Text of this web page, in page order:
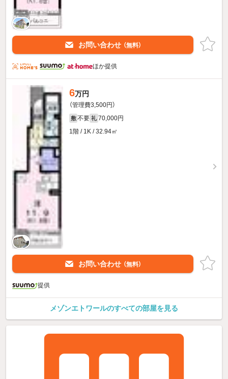
お問い合わせ （無料）
ほか提供
6万円
（管理費3,500円）
敷 不要 礼 70,000円
1階 / 1K / 32.94㎡
お問い合わせ （無料）
提供
メゾンエトワールのすべての部屋を見る